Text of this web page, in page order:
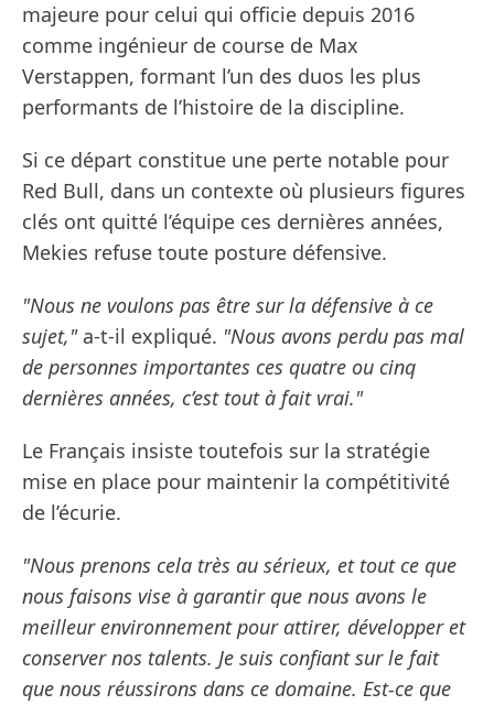
majeure pour celui qui officie depuis 2016
comme ingénieur de course de Max
Verstappen, formant l’un des duos les plus
performants de l’histoire de la discipline.
Si ce départ constitue une perte notable pour
Red Bull, dans un contexte où plusieurs figures
clés ont quitté l’équipe ces dernières années,
Mekies refuse toute posture défensive.
"Nous ne voulons pas être sur la défensive à ce
sujet,"a-t-il expliqué. "Nous avons perdu pas mal
de personnes importantes ces quatre ou cinq
dernières années, c’est tout à fait vrai."
Le Français insiste toutefois sur la stratégie
mise en place pour maintenir la compétitivité
de l’écurie.
"Nous prenons cela très au sérieux, et tout ce que
nous faisons vise à garantir que nous avons le
meilleur environnement pour attirer, développer et
conserver nos talents. Je suis confiant sur le fait
que nous réussirons dans ce domaine. Est-ce que